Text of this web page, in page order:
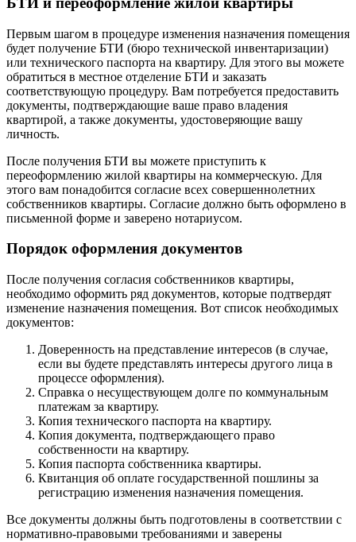
Первым шагом в процедуре изменения назначения помещения
будет получение БТИ (бюро технической инвентаризации)
или технического паспорта на квартиру. Для этого вы можете
обратиться в местное отделение БТИ и заказать
соответствующую процедуру. Вам потребуется предоставить
документы, подтверждающие ваше право владения
квартирой, а также документы, удостоверяющие вашу
личность.
После получения БТИ вы можете приступить к
переоформлению жилой квартиры на коммерческую. Для
этого вам понадобится согласие всех совершеннолетних
собственников квартиры. Согласие должно быть оформлено в
письменной форме и заверено нотариусом.
Порядок оформления документов
После получения согласия собственников квартиры,
необходимо оформить ряд документов, которые подтвердят
изменение назначения помещения. Вот список необходимых
документов:
Доверенность на представление интересов (в случае,
если вы будете представлять интересы другого лица в
процессе оформления).
Справка о несуществующем долге по коммунальным
платежам за квартиру.
Копия технического паспорта на квартиру.
Копия документа, подтверждающего право
собственности на квартиру.
Копия паспорта собственника квартиры.
Квитанция об оплате государственной пошлины за
регистрацию изменения назначения помещения.
Все документы должны быть подготовлены в соответствии с
нормативно-правовыми требованиями и заверены